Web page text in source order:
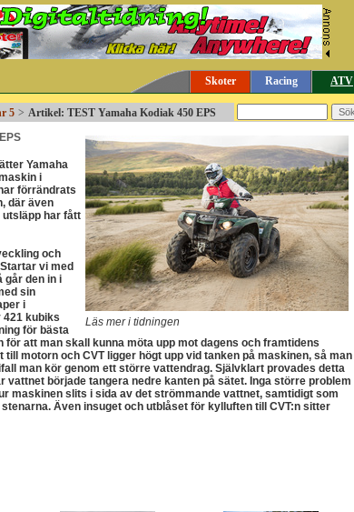
Skoter Racing
ATV
5 > Artikel: TEST Yamaha Kodiak 450 EPS
Läs mer i tidningen
Yamaha
i
förrändrats
där även
har fått
och
vi med
går den in i
sin
i
421 kubiks
för bästa
för att man skall kunna möta upp mot dagens och framtidens
till motorn och CVT ligger högt upp vid tanken på maskinen, så man
man kör genom ett större vattendrag. Självklart provades detta
vattnet började tangera nedre kanten på sätet. Inga större problem
maskinen slits i sida av det strömmande vattnet, samtidigt som
Även insuget och utblåset för kylluften till CVT:n sitter